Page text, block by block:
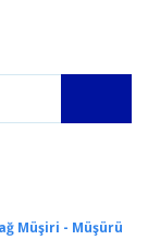
Müşiri - Müşürü